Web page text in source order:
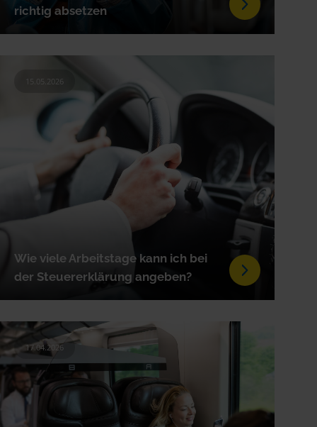
richtig absetzen
Wie viele Arbeitstage kann ich bei
der Steuererklärung angeben?
15.05.2026
17.04.2026